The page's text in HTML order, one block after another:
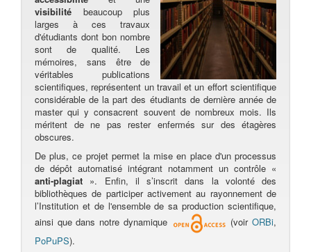
visibilité beaucoup plus
larges à ces travaux
d'étudiants dont bon nombre
sont de qualité. Les
mémoires, sans être de
véritables publications
scientifiques, représentent un travail et un effort scientifique
considérable de la part des étudiants de dernière année de
master qui y consacrent souvent de nombreux mois. Ils
méritent de ne pas rester enfermés sur des étagères
obscures.
De plus, ce projet permet la mise en place d'un processus
de dépôt automatisé intégrant notamment un contrôle «
anti-plagiat ». Enfin, il s’inscrit dans la volonté des
bibliothèques de participer activement au rayonnement de
l’Institution et de l'ensemble de sa production scientifique,
ainsi que dans notre dynamique
(voirORBi,
PoPuPS).